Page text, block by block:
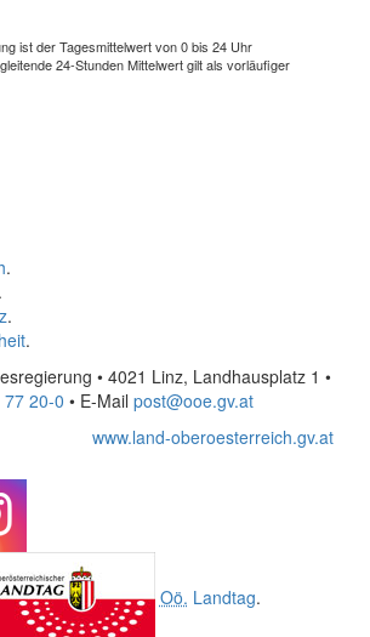
ist der Tagesmittelwert von 0 bis 24 Uhr
24-Stunden Mittelwert gilt als vorläufiger
.
.
.
.
• 4021 Linz, Landhausplatz 1 •
20-0 • E-Mail post@ooe.gv.at
www.land-oberoesterreich.gv.at
Oö. Landtag.